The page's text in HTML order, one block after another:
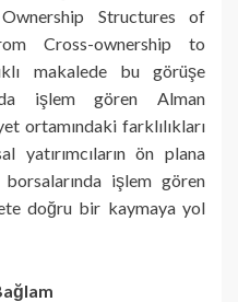
Structures of
Cross-ownership to
makalede bu görüşe
işlem gören Alman
ortamındaki farklılıkları
yatırımcıların ön plana
işlem gören
doğru bir kaymaya yol